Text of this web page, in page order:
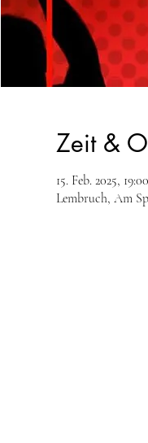
Zeit &
15. Feb. 2025, 19:00
Lembruch, Am